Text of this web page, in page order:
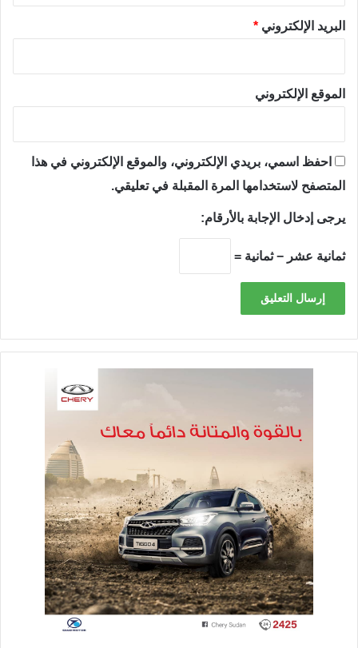
البريد الإلكتروني *
الموقع الإلكتروني
احفظ اسمي، بريدي الإلكتروني، والموقع الإلكتروني في هذا
المتصفح لاستخدامها المرة المقبلة في تعليقي.
يرجى إدخال الإجابة بالأرقام:
ثمانية عشر − ثمانية =